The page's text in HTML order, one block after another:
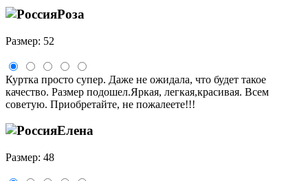
Роза
Размер: 52
Куртка просто супер. Даже не ожидала, что будет такое
качество. Размер подошел.Яркая, легкая,красивая. Всем
советую. Приобретайте, не пожалеете!!!
Елена
Размер: 48